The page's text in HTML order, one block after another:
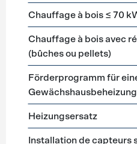
Chauffage à bois ≤ 70
Chauffage à bois avec
(bûches ou pellets)
Förderprogramm für
Gewächshausbeheizung
Heizungsersatz
Installation de capteurs